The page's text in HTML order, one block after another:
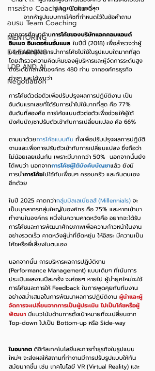
การสร้าง Coaching Culture
อบรม Team Coaching
MENTORING
E-LEARNING
LDP AND AI
Negotiation
รูปแบบใดมากที่สุด
จากห้ารูปแบบการโค้ชที่กำหนดไว้ในข้อคำถาม
จากการศึกษาด้านการโค้ชของบริษัทแอคคอมแอนด์
อิมเมจ อินเตอร์เนชั่นแนล ในปีนี้ (2018) เพื่อสำรวจว่าผู้
บริหารและผู้จัดการนำการโค้ชไปใช้ในรูปแบบใดมากที่สุด
โดยสำรวจความคิดเห็นของผู้บริหารและผู้จัดการระดับสูง
ถึงระดับกลางในองค์กร 480 ท่าน จากองค์กรธุรกิจ
ต่างๆ และได้พบว่า
การโค้ชตัวต่อตัวเพื่อปรับปรุงผลการปฏิบัติงาน เป็น
อันดับแรกเลยที่ได้รับการนำไปใช้มากที่สุด คือ 77%
อันดับที่สองคือ การโค้ชแบบตัวต่อตัวเพื่อช่วยให้ผู้ใต้
บังคับบัญชาปรับตัวเข้ากับการเปลี่ยนแปลง คือ 66%
ตามมาด้วยการโค้ชแบบทีม ทั้งเพื่อปรับปรุงผลการปฏิบัติ
งานและเพื่อการปรับตัวเข้ากับการเปลี่ยนแปลง ซึ่งถือว่า
ไม่น้อยเลยเช่นกัน เพราะมีมากกว่า 50%  นอกจากนั้นยัง
ได้พบว่า นอกจากการโค้ชผู้ใต้บังคับบัญชาแล้ว ยังมี
การนำการโค้ชไปใช้กับเพื่อนๆ ครอบครัว และกับตนเอง
อีกด้วย
ในปี 2025 คาดกว่ากลุ่มมิลเลเนี่ยลส์ (Millennials) จะ
เป็นบุคลากรกลุ่มใหญ่ในองค์กร คือ 75% และหากเข้ามา
ทำงานในองค์กร หนึ่งในความคาดหวังคือ อยากจะได้รับ
การโค้ชและการพัฒนาศักยภาพเพื่อความก้าวหน้าในงาน
อย่างรวดเร็ว คาดหวังผู้นำที่ยืดหยุ่น ให้อิสระ มีความเป็น
โค้ชหรือพี่เลี้ยงในตนเอง
นอกจากนั้น การบริหารผลการปฏิบัติงาน
(Performance Management) แบบเดิมๆ ที่เน้นการ
ประเมินผลงานปีละครั้ง จะค่อยๆ หายไป ผู้นำยุคใหม่จะใช้
การโค้ชและการให้ Feedback ในการพูดคุยกับทีมงาน
อย่างสม่ำเสมอในการพัฒนาผลการปฏิบัติงาน ผู้นำและผู้
จัดการจะเปลี่ยนจากการเป็นผู้ประเมิน ไปเป็นโค้ชหรือผู้
พัฒนา มีแนวโน้มด้านการตั้งเป้าหมายที่จะเปลี่ยนจาก
Top-down ไปเป็น Bottom-up หรือ Side-way
ในอนาคต ดิจิทัลเทคโนโลยีและการทำธุรกิจในรูปแบบ
ใหม่ๆ จะส่งผลให้สถานที่ทำงานมีการปรับรูปแบบให้ทัน
สมัยมากขึ้น เช่น เทคโนโลยี VR (Virtual Reality) และ